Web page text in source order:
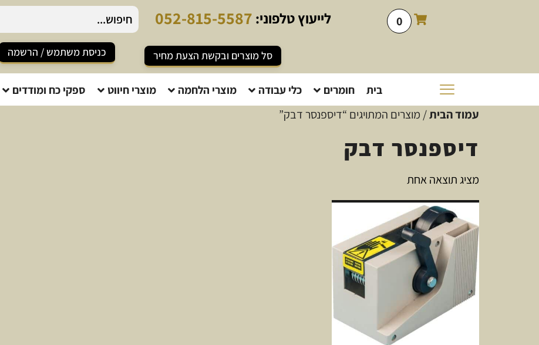
0 לייעוץטלפוני: 052-815-5587
סל מוצרים ובקשת הצעת מחיר כניסת משתמש / הרשמה
בית חומרים כלי עבודה מוצרי הלחמה מוצרי חיווט ספקי כח ומודדים
עמוד הבית/ מוצרים המתויגים “דיספנסר דבק”
דיספנסר דבק
מציג תוצאה אחת